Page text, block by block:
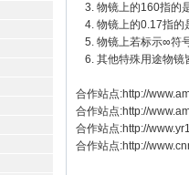
3. 物镜上的160指的
4. 物镜上的0.17指的
5. 物镜上若标示∞符
6. 其他特殊用途物镜
合作站点:http://
合作站点:http://
合作站点:http://
合作站点:http://